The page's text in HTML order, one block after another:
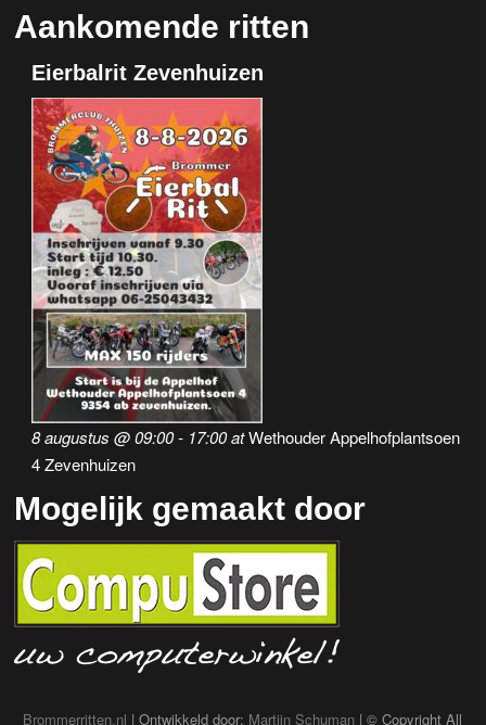
Aankomende ritten
Eierbalrit Zevenhuizen
8 augustus @ 09:00- 17:00atWethouder Appelhofplantsoen
4 Zevenhuizen
Mogelijk gemaakt door
Brommerritten.nl | Ontwikkeld door: Martijn Schuman | © Copyright All